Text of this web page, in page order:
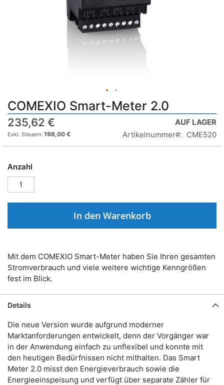
COMEXIO Smart-Meter 2.0
235,62 €
198,00 €
AUF LAGER
Artikelnummer
CME520
Anzahl
In den Warenkorb
Mit dem COMEXIO Smart-Meter haben Sie Ihren gesamten
Stromverbrauch und viele weitere wichtige Kenngrößen
fest im Blick.
Details
Die neue Version wurde aufgrund moderner
Marktanforderungen entwickelt, denn der Vorgänger war
in der Anwendung einfach zu unflexibel und konnte mit
den heutigen Bedürfnissen nicht mithalten. Das Smart
Meter 2.0 misst den Energieverbrauch sowie die
Energieeinspeisung und verfügt über separate Zähler für